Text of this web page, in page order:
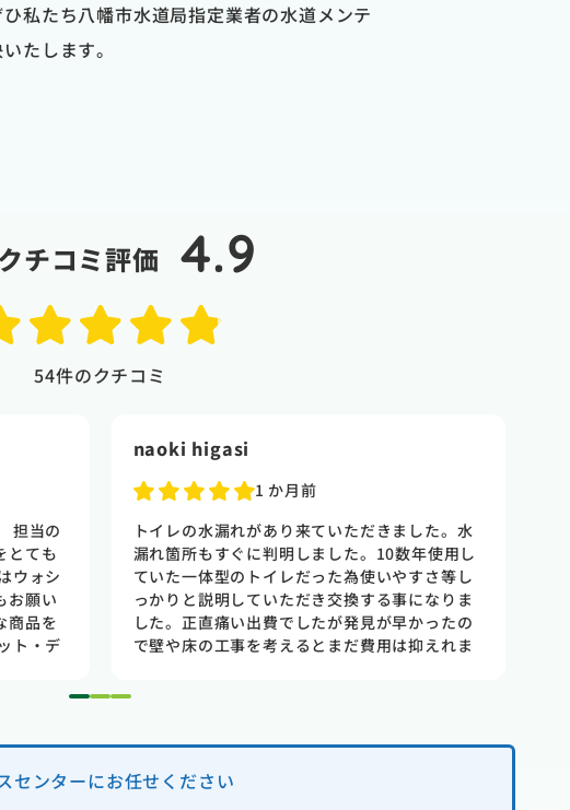
私たち八幡市水道局指定業者の水道メンテ
たします。
チコミ評価 4.9
54件のクチコミ
担当の
とても
ウォシ
お願い
商品を
ト・デ
ざいま
naoki higasi
1 か月前
トイレの水漏れがあり来ていただきました。水
漏れ箇所もすぐに判明しました。10数年使用し
ていた一体型のトイレだった為使いやすさ等し
っかりと説明していただき交換する事になりま
した。正直痛い出費でしたが発見が早かったの
で壁や床の工事を考えるとまだ費用は抑えれま
1 2 3
センターにお任せください